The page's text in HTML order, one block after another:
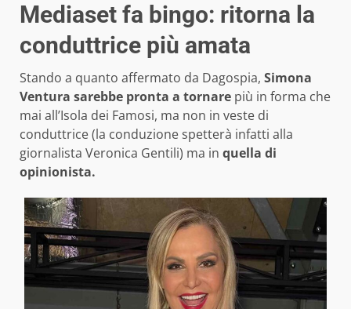
Mediaset fa bingo: ritorna la
conduttrice più amata
Stando a quanto affermato da Dagospia, Simona
Ventura sarebbe pronta a tornare più in forma che
mai all’Isola dei Famosi, ma non in veste di
conduttrice (la conduzione spetterà infatti alla
giornalista Veronica Gentili) ma in quella di
opinionista.